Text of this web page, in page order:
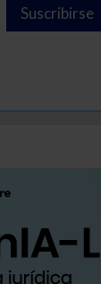
Suscribirse